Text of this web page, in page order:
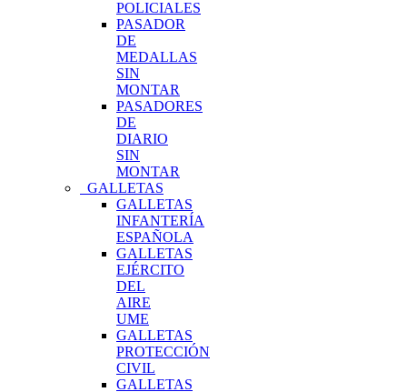
POLICIALES
PASADOR
DE
MEDALLAS
SIN
MONTAR
PASADORES
DE
DIARIO
SIN
MONTAR
GALLETAS
GALLETAS
INFANTERÍA
ESPAÑOLA
GALLETAS
EJÉRCITO
DEL
AIRE
UME
GALLETAS
PROTECCIÓN
CIVIL
GALLETAS